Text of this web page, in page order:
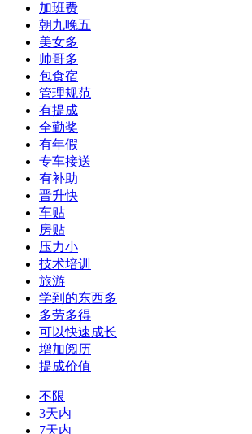
加班费
朝九晚五
美女多
帅哥多
包食宿
管理规范
有提成
全勤奖
有年假
专车接送
有补助
晋升快
车贴
房贴
压力小
技术培训
旅游
学到的东西多
多劳多得
可以快速成长
增加阅历
提成价值
不限
3天内
7天内